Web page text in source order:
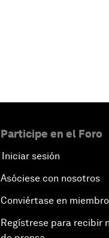
Participe en el Foro
Iniciar sesión
Asóciese con nosotros
Conviértase en miembro
Regístrese para recibir